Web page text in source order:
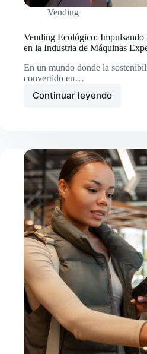
Vending
Vending Ecológico: Impulsando
en la Industria de Máquinas
En un mundo donde la
convertido en…
Continuar leyendo